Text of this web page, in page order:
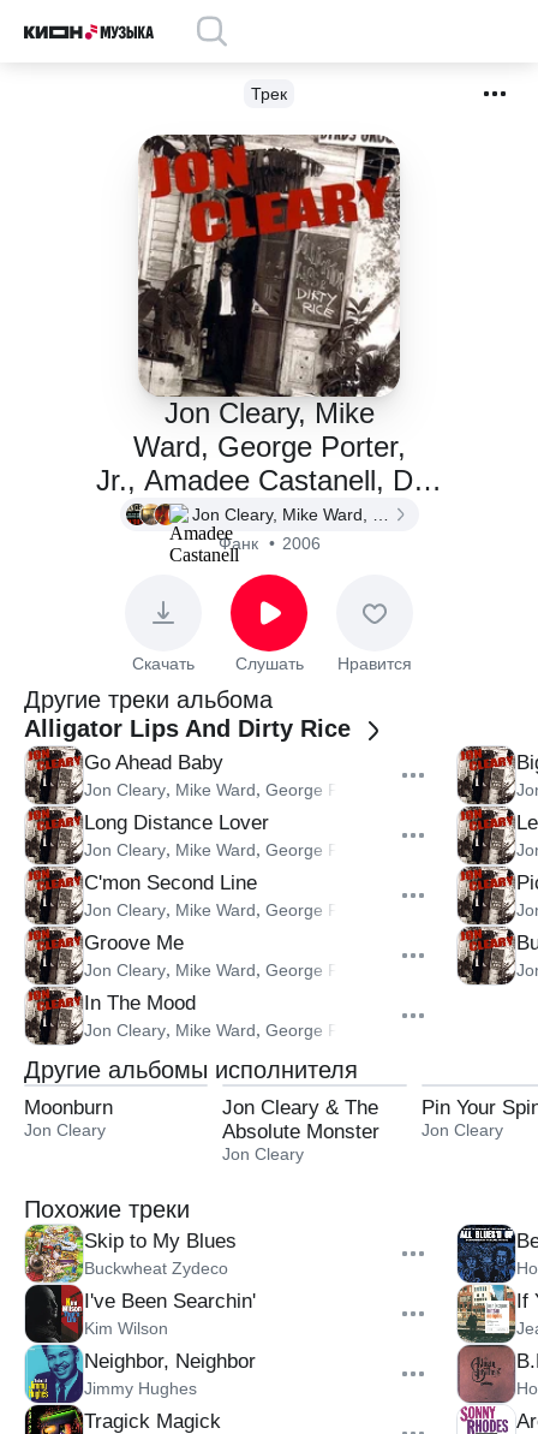
Трек
Jon Cleary, Mike
Ward, George Porter,
Jr., Amadee Castanell, Doc
Paulin, Bunchie Johnson -
Let Them Talk
Фанк
2006
Скачать Слушать Нравится
Другие треки альбома
Alligator Lips And Dirty Rice
Go Ahead Baby
Jon Cleary, Mike Ward, George Porter, Jr. Amadee
Long Distance Lover
Jon Cleary, Mike Ward, George Porter, Jr. Amadee
C'mon Second Line
Jon Cleary, Mike Ward, George Porter, Jr. Amadee
Groove Me
Jon Cleary, Mike Ward, George Porter, Jr. Amadee
In The Mood
Jon Cleary, Mike Ward, George Porter, Jr.
Другие альбомы исполнителя
Moonburn
Jon Cleary
Jon Cleary & The
Absolute Monster
Gentlemen
Jon Cleary
Pin Your
Jon Cleary
Похожие треки
Skip to My Blues
Buckwheat Zydeco
I've Been Searchin'
Kim Wilson
Neighbor, Neighbor
Jimmy Hughes
Tragick Magick
If